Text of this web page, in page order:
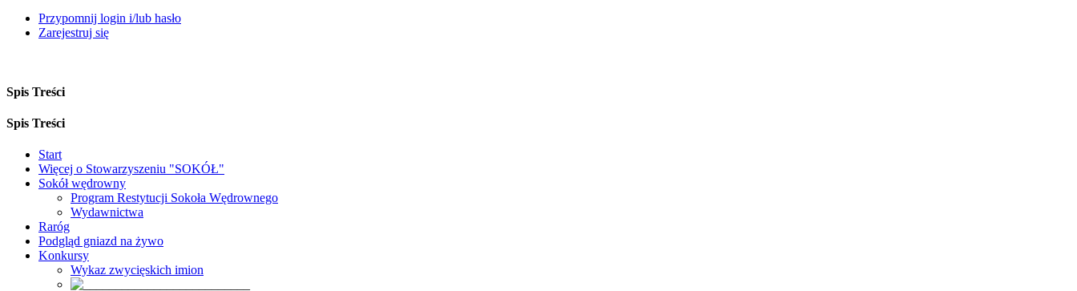
Przypomnij login i/lub hasło
Zarejestruj się
Spis Treści
Spis Treści
Start
Więcej o Stowarzyszeniu "SOKÓŁ"
Sokół wędrowny
Program Restytucji Sokoła Wędrownego
Wydawnictwa
Raróg
Podgląd gniazd na żywo
Konkursy
Wykaz zwycięskich imion